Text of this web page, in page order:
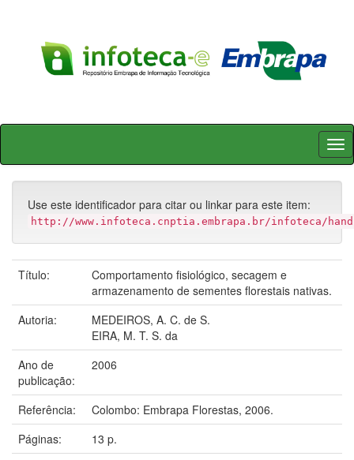
Skip
Use este identificador para citar ou linkar para este item:
http://www.infoteca.cnptia.embrapa.br/infoteca/
Título:
Comportamento fisiológico, secagem e
armazenamento de sementes florestais nativas.
Autoria:
MEDEIROS, A. C. de S.
EIRA, M. T. S. da
Ano de
publicação:
2006
Referência:
Colombo: Embrapa Florestas, 2006.
Páginas:
13 p.